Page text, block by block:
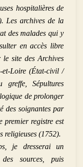
hospitalières de
Les archives de la
des malades qui y
en accès libre
site des Archives
et-Loire (État-civil /
Sépultures
de prolonger
des soignantes par
premier registre est
religieuses (1752).
je dresserai un
sources, puis